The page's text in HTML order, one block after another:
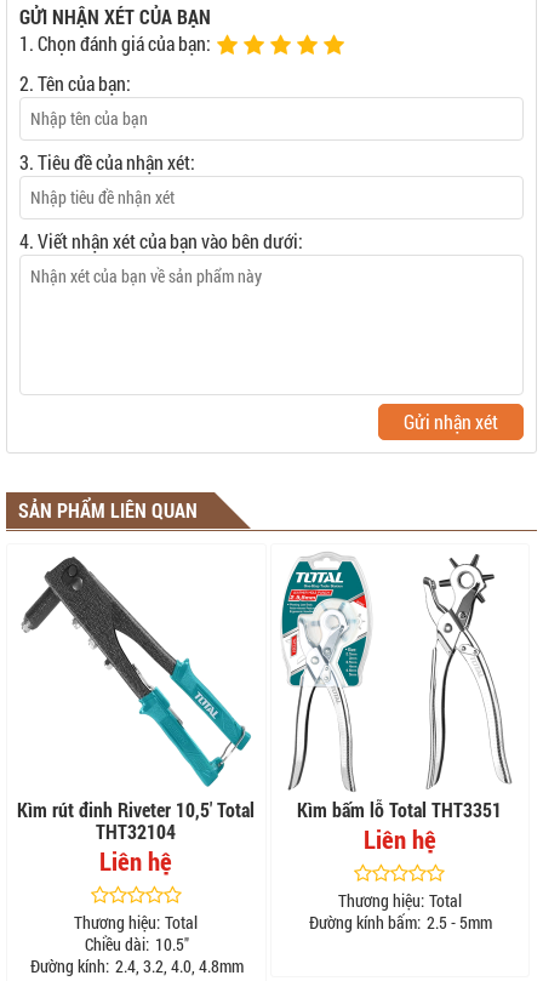
GỬI NHẬN XÉT CỦA BẠN
1. Chọn đánh giá của bạn:
2. Tên của bạn:
3. Tiêu đề của nhận xét:
4. Viết nhận xét của bạn vào bên dưới:
Gửi nhận xét
SẢN PHẨM LIÊN QUAN
Kìm rút đinh Riveter 10,5' Total
THT32104
Liên hệ
Thương hiệu: Total
Chiều dài: 10.5"
Đường kính: 2.4, 3.2, 4.0, 4.8mm
Kìm bấm lỗ Total THT3351
Liên hệ
Thương hiệu: Total
Đường kính bấm: 2.5 - 5mm